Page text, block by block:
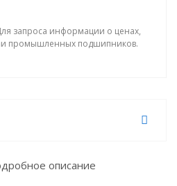
запроса информации о ценах,
промышленных подшипников.
описание